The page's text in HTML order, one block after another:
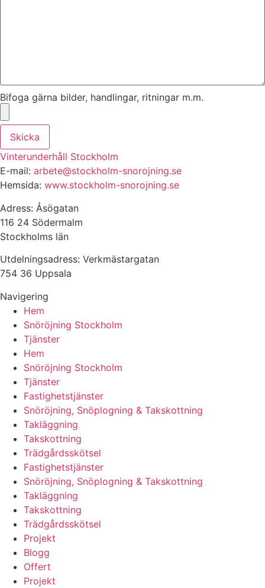
Bifoga gärna bilder, handlingar, ritningar m.m.
Skicka
Vinterunderhåll Stockholm
E-mail: arbete@stockholm-snorojning.se
Hemsida: www.stockholm-snorojning.se
Adress: Åsögatan
116 24 Södermalm
Stockholms län
Utdelningsadress: Verkmästargatan
754 36 Uppsala
Navigering
Hem
Snöröjning Stockholm
Tjänster
Hem
Snöröjning Stockholm
Tjänster
Fastighetstjänster
Snöröjning, Snöplogning & Takskottning
Takläggning
Takskottning
Trädgårdsskötsel
Fastighetstjänster
Snöröjning, Snöplogning & Takskottning
Takläggning
Takskottning
Trädgårdsskötsel
Projekt
Blogg
Offert
Projekt